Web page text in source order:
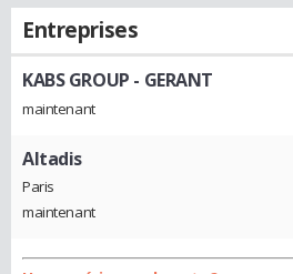
Entreprises
KABS GROUP - GERANT
maintenant
Altadis
Paris
maintenant